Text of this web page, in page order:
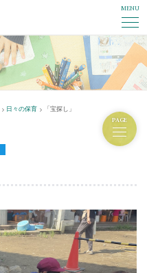
MENU
日々の保育 「宝探し」
PAGE